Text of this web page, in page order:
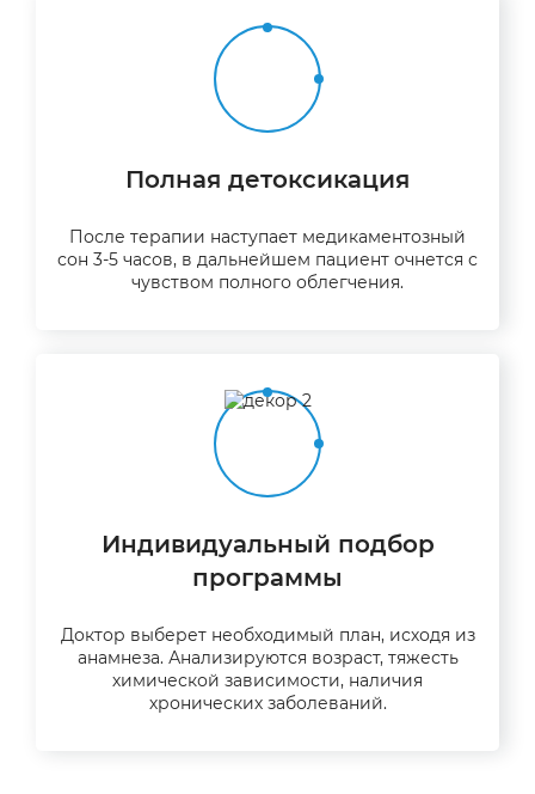
Полная детоксикация
После терапии наступает медикаментозный
сон 3-5 часов, в дальнейшем пациент очнется с
чувством полного облегчения.
Индивидуальный подбор
программы
Доктор выберет необходимый план, исходя из
анамнеза. Анализируются возраст, тяжесть
химической зависимости, наличия
хронических заболеваний.